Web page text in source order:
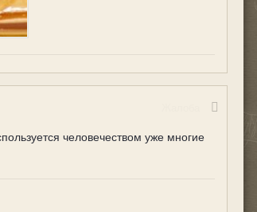
человечеством уже многие